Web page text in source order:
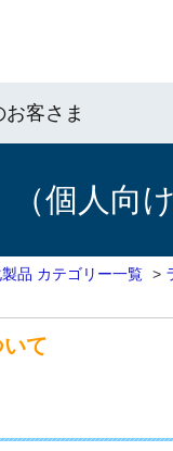
客さま
個人向
品 カテゴリー一覧 >
て